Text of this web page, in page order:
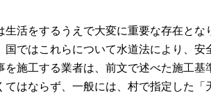
生活をするうえで大変に重要な存在と
国ではこれらについて水道法により、
を施工する業者は、前文で述べた施工
てはならず、一般には、村で指定した